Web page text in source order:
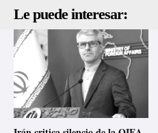
Le puede interesar: